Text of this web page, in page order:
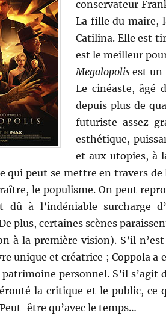
conservateur
La fille du maire,
Catilina. Elle est
est le meilleur
Megalopolis est un
Le cinéaste, âgé
depuis plus de
futuriste assez
esthétique,
et aux utopies, à
qui peut se mettre en travers
le populisme. On peut
dû à l’indéniable surcharge
plus, certaines scènes
à la première vision). S’il
unique et créatrice ; Coppola
personnel. S’il
la critique et le public, ce
être qu’avec le temps…